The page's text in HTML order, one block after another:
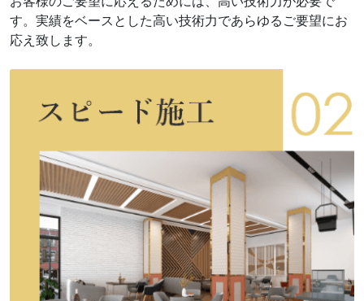
す。実績をベースとした高い技術力であらゆるご要望にお
応え致します。